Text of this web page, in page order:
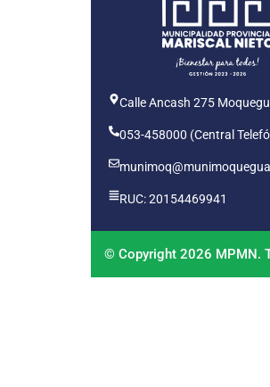
Calle Ancash 275
053-458000 (Central
RUC: 20154469941
© Copyright 2026 MPMN.